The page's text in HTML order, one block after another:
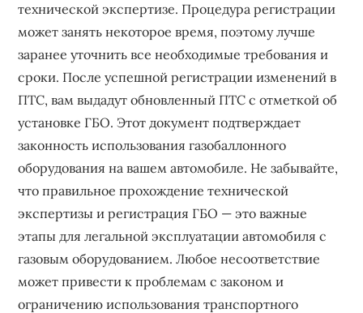
технической экспертизе. Процедура регистрации
может занять некоторое время, поэтому лучше
заранее уточнить все необходимые требования и
сроки. После успешной регистрации изменений в
ПТС, вам выдадут обновленный ПТС с отметкой об
установке ГБО. Этот документ подтверждает
законность использования газобаллонного
оборудования на вашем автомобиле. Не забывайте,
что правильное прохождение технической
экспертизы и регистрация ГБО — это важные
этапы для легальной эксплуатации автомобиля с
газовым оборудованием. Любое несоответствие
может привести к проблемам с законом и
ограничению использования транспортного